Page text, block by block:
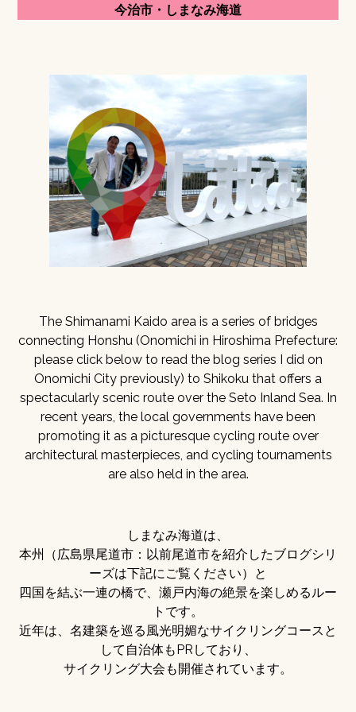
今治市・しまなみ海道
The Shimanami Kaido area is a series of bridges
connecting Honshu (Onomichi in Hiroshima Prefecture:
please click below to read the blog series I did on
Onomichi City previously) to Shikoku that offers a
spectacularly scenic route over the Seto Inland Sea. In
recent years, the local governments have been
promoting it as a picturesque cycling route over
architectural masterpieces, and cycling tournaments
are also held in the area.
しまなみ海道は、
本州（広島県尾道市：以前尾道市を紹介したブログシリ
ーズは下記にご覧ください）と
四国を結ぶ一連の橋で、瀬戸内海の絶景を楽しめるルー
トです。
近年は、名建築を巡る風光明媚なサイクリングコースと
して自治体もPRしており、
サイクリング大会も開催されています。